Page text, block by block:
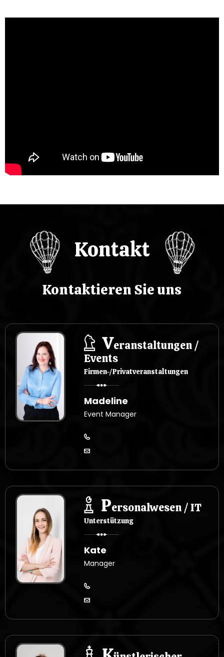
Kontakt
Kontaktieren Sie uns
Veranstaltungen /
Events
Firmen-/Privatveranstaltungen
Madeline
Event Manager
Personalwesen / IT
Unterstützung
Kate
Manager